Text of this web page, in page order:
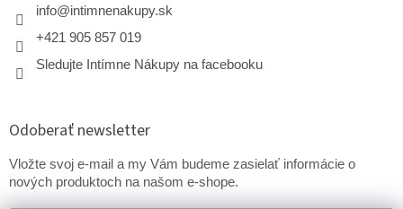
info@intimnenakupy.sk
+421 905 857 019
Sledujte Intímne Nákupy na facebooku
Odoberať newsletter
Vložte svoj e-mail a my Vám budeme zasielať informácie o
nových produktoch na našom e-shope.